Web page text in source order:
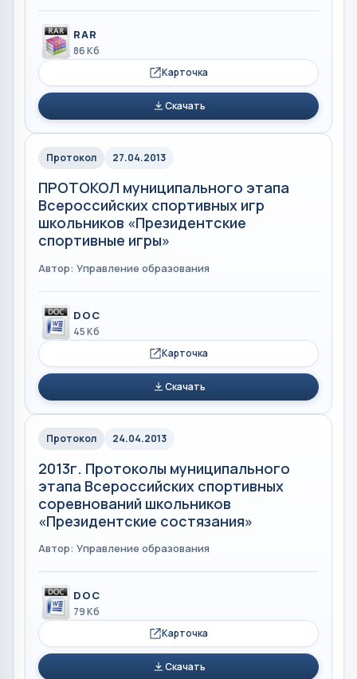
RAR
86 Кб
Карточка
Скачать
Протокол 27.04.2013
ПРОТОКОЛ муниципального этапа
Всероссийских спортивных игр
школьников «Президентские
спортивные игры»
Автор: Управление образования
DOC
45 Кб
Карточка
Скачать
Протокол 24.04.2013
2013г. Протоколы муниципального
этапа Всероссийских спортивных
соревнований школьников
«Президентские состязания»
Автор: Управление образования
DOC
79 Кб
Карточка
Скачать